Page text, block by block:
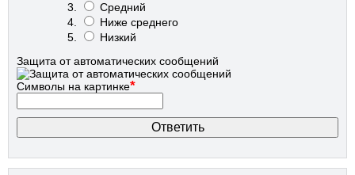
Средний
Ниже среднего
Низкий
Защита от автоматических сообщений
Символы на картинке*